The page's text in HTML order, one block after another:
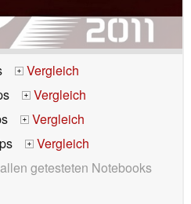
+
Vergleich
+
Vergleich
+
Vergleich
+
Vergleich
getesteten Notebooks